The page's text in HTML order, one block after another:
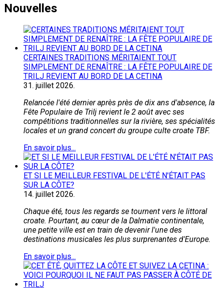
Nouvelles
CERTAINES TRADITIONS MÉRITAIENT TOUT
SIMPLEMENT DE RENAÎTRE : LA FÊTE POPULAIRE DE
TRILJ REVIENT AU BORD DE LA CETINA
31. juillet 2026.
Relancée l'été dernier après près de dix ans d'absence, la
Fête Populaire de Trilj revient le 2 août avec ses
compétitions traditionnelles sur la rivière, ses spécialités
locales et un grand concert du groupe culte croate TBF.
En savoir plus...
ET SI LE MEILLEUR FESTIVAL DE L'ÉTÉ N'ÉTAIT PAS
SUR LA CÔTE?
14. juillet 2026.
Chaque été, tous les regards se tournent vers le littoral
croate. Pourtant, au cœur de la Dalmatie continentale,
une petite ville est en train de devenir l'une des
destinations musicales les plus surprenantes d'Europe.
En savoir plus...